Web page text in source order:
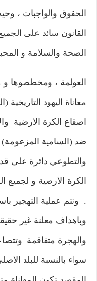
الحقوق والواجبات ،
القانون سائد على
الصحة والسلامة و
العولمة ، ومخططوها و
معاناة اليهود
اصقاع الكرة الارضية
ضد (السامية المزعومة)
والتطوعي دائرة على
الكرة الارضية و لجميع
. وتتم عملية التهجير
وباهداف معلنة غير
والهجرة متفاقمة
سواء بالنسبة للبلد